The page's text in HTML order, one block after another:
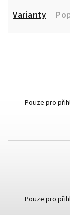
Varianty
Pouze pro
Pouze pro